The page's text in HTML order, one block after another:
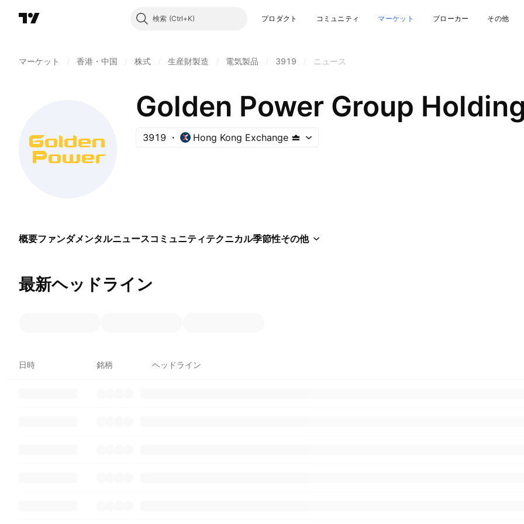
検索 プロダクト コミュニティ マーケット ブローカー その他
マーケット 香港・中国 株式 生産財製造 電気製品 3919 ニュース
Golden Power Group
3919 Hong Kong Exchange
概要ファンダメンタルニュースコミュニティテクニカル季節性その他
最新ヘッドライン
日時 銘柄 ヘッドライン